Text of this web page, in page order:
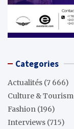
Categories
Actualités (7 666)
Culture &
Fashion (196)
Interviews (715)